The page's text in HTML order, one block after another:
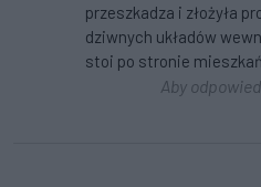
przeszkadza i złożyła
dziwnych układów
stoi po stronie
Aby